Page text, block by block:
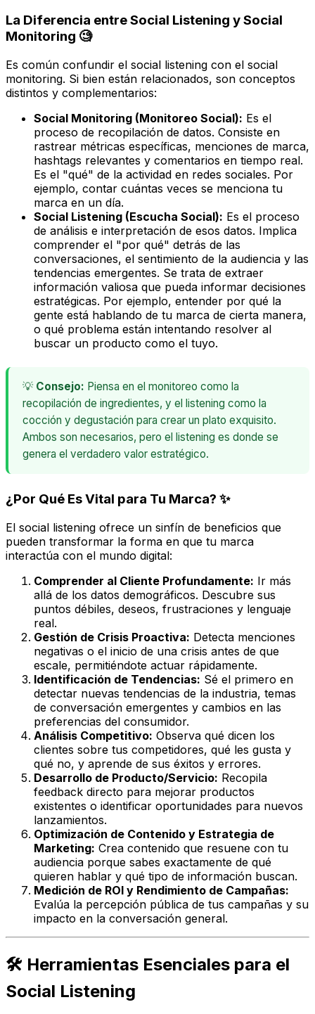
La Diferencia entre Social Listening y Social
Monitoring 🧐
Es común confundir el social listening con el social
monitoring. Si bien están relacionados, son conceptos
distintos y complementarios:
Social Monitoring (Monitoreo Social): Es el
proceso de recopilación de datos. Consiste en
rastrear métricas específicas, menciones de marca,
hashtags relevantes y comentarios en tiempo real.
Es el "qué" de la actividad en redes sociales. Por
ejemplo, contar cuántas veces se menciona tu
marca en un día.
Social Listening (Escucha Social): Es el proceso
de análisis e interpretación de esos datos. Implica
comprender el "por qué" detrás de las
conversaciones, el sentimiento de la audiencia y las
tendencias emergentes. Se trata de extraer
información valiosa que pueda informar decisiones
estratégicas. Por ejemplo, entender por qué la
gente está hablando de tu marca de cierta manera,
o qué problema están intentando resolver al
buscar un producto como el tuyo.
💡 Consejo: Piensa en el monitoreo como la
recopilación de ingredientes, y el listening como la
cocción y degustación para crear un plato exquisito.
Ambos son necesarios, pero el listening es donde se
genera el verdadero valor estratégico.
¿Por Qué Es Vital para Tu Marca? ✨
El social listening ofrece un sinfín de beneficios que
pueden transformar la forma en que tu marca
interactúa con el mundo digital:
Comprender al Cliente Profundamente: Ir más
allá de los datos demográficos. Descubre sus
puntos débiles, deseos, frustraciones y lenguaje
real.
Gestión de Crisis Proactiva: Detecta menciones
negativas o el inicio de una crisis antes de que
escale, permitiéndote actuar rápidamente.
Identificación de Tendencias: Sé el primero en
detectar nuevas tendencias de la industria, temas
de conversación emergentes y cambios en las
preferencias del consumidor.
Análisis Competitivo: Observa qué dicen los
clientes sobre tus competidores, qué les gusta y
qué no, y aprende de sus éxitos y errores.
Desarrollo de Producto/Servicio: Recopila
feedback directo para mejorar productos
existentes o identificar oportunidades para nuevos
lanzamientos.
Optimización de Contenido y Estrategia de
Marketing: Crea contenido que resuene con tu
audiencia porque sabes exactamente de qué
quieren hablar y qué tipo de información buscan.
Medición de ROI y Rendimiento de Campañas:
Evalúa la percepción pública de tus campañas y su
impacto en la conversación general.
🛠️ Herramientas Esenciales para el
Social Listening